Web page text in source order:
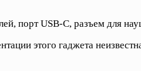
USB-C, разъем для
этого гаджета